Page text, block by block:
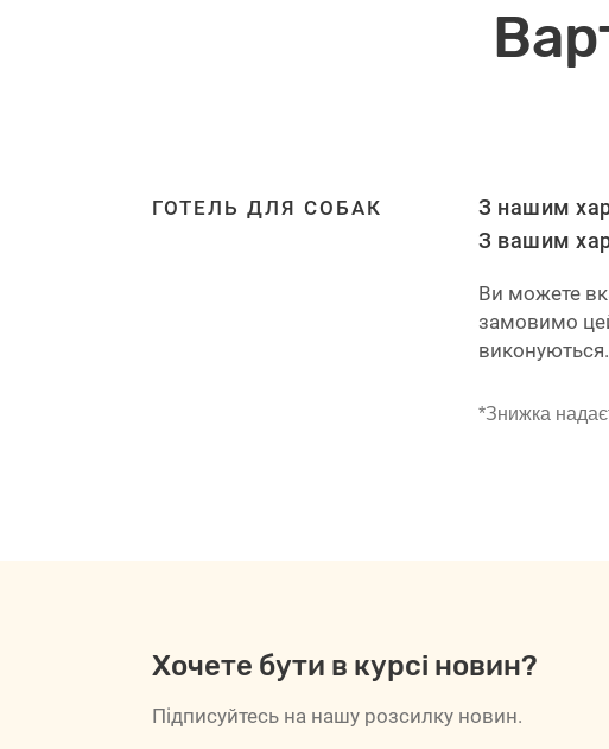
ГОТЕЛЬ ДЛЯ СОБАК З нашим
З вашим
Ви можете
замовимо
виконуються.
*Знижка
Хочете бути в курсі новин?
Підписуйтесь на нашу розсилку новин.